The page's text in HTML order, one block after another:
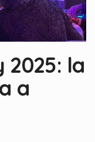
2025: la
a